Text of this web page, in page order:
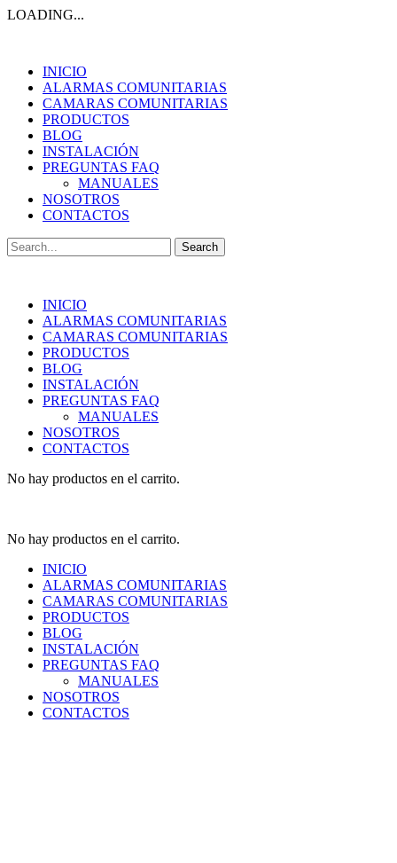
LOADING...
INICIO
ALARMAS COMUNITARIAS
CAMARAS COMUNITARIAS
PRODUCTOS
BLOG
INSTALACIÓN
PREGUNTAS FAQ
MANUALES
NOSOTROS
CONTACTOS
Search
for:
INICIO
ALARMAS COMUNITARIAS
CAMARAS COMUNITARIAS
PRODUCTOS
BLOG
INSTALACIÓN
PREGUNTAS FAQ
MANUALES
NOSOTROS
CONTACTOS
No hay productos en el carrito.
No hay productos en el carrito.
INICIO
ALARMAS COMUNITARIAS
CAMARAS COMUNITARIAS
PRODUCTOS
BLOG
INSTALACIÓN
PREGUNTAS FAQ
MANUALES
NOSOTROS
CONTACTOS